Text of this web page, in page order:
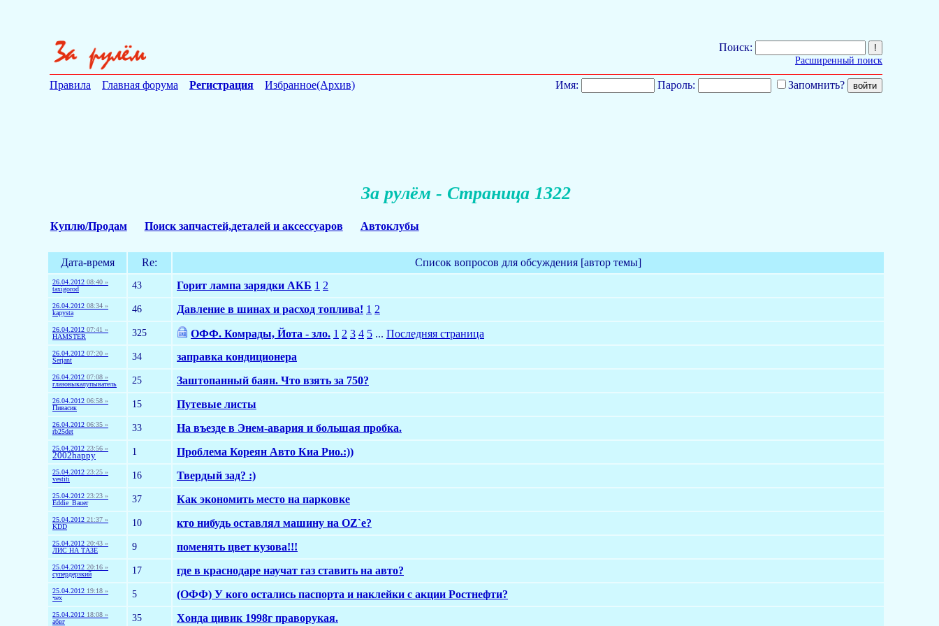
Поиск:
Расширенный поиск
Правила Главная форума Регистрация Избранное(Архив) Имя: Пароль: Запомнить?
За рулём - Страница 1322
Куплю/Продам Поиск запчастей,деталей и аксессуаров Автоклубы
Дата-время Re: Список вопросов для обсуждения [автор темы]
26.04.2012 08:40 »
taxigorod
43 Горит лампа зарядки АКБ 1 2
26.04.2012 08:34 »
kapysta
46 Давление в шинах и расход топлива! 1 2
26.04.2012 07:41 »
HAMSTER
325 ОФФ. Комрады, Йота - зло. 1 2 3 4 5 ... Последняя страница
26.04.2012 07:20 »
Serjant
34 заправка кондиционера
26.04.2012 07:08 »
глазовыкалупыватель
25 Заштопанный баян. Что взять за 750?
26.04.2012 06:58 »
Пивасик
15 Путевые листы
26.04.2012 06:35 »
rb25det
33 На въезде в Энем-авария и большая пробка.
25.04.2012 23:56 »
2002happy 1 Проблема Кореян Авто Киа Рио.:))
25.04.2012 23:25 »
vestiti
16 Твердый зад? :)
25.04.2012 23:23 »
Eddie_Bauer
37 Как экономить место на парковке
25.04.2012 21:37 »
KDD
10 кто нибудь оставлял машину на OZ`е?
25.04.2012 20:43 »
ЛИС НА ТАЗЕ
9 поменять цвет кузова!!!
25.04.2012 20:16 »
супердерзкий
17 где в краснодаре научат газ ставить на авто?
25.04.2012 19:18 »
чех
5 (ОФФ) У кого остались паспорта и наклейки с акции Ростнефти?
25.04.2012 18:08 »
абвг
35 Хонда цивик 1998г праворукая.